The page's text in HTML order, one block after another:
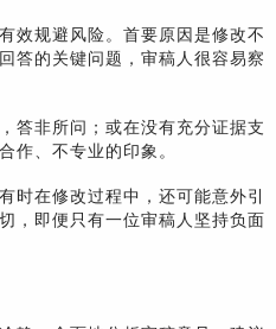
效规避风险。首要原因是修改不
答的关键问题，审稿人很容易察
答非所问；或在没有充分证据支
作、不专业的印象。
时在修改过程中，还可能意外引
，即便只有一位审稿人坚持负面